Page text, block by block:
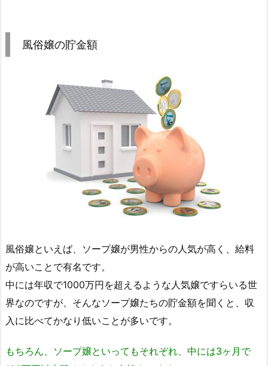
風俗嬢の貯金額
風俗嬢といえば、ソープ嬢が男性からの人気が高く、給料
が高いことで有名です。
中には年収で1000万円を超えるような人気嬢ですらいる世
界なのですが、そんなソープ嬢たちの貯金額を聞くと、収
入に比べてかなり低いことが多いです。
もちろん、ソープ嬢といってもそれぞれ、中には3ヶ月で